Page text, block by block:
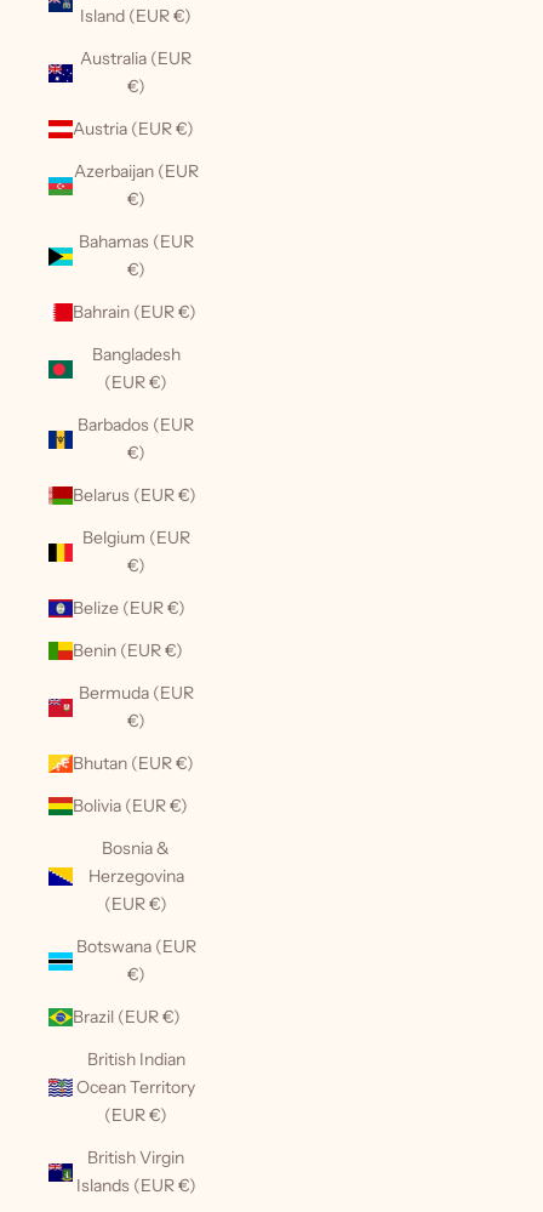
Island (EUR €)
Australia (EUR
€)
Austria (EUR €)
Azerbaijan (EUR
€)
Bahamas (EUR
€)
Bahrain (EUR €)
Bangladesh
(EUR €)
Barbados (EUR
€)
Belarus (EUR €)
Belgium (EUR
€)
Belize (EUR €)
Benin (EUR €)
Bermuda (EUR
€)
Bhutan (EUR €)
Bolivia (EUR €)
Bosnia &
Herzegovina
(EUR €)
Botswana (EUR
€)
Brazil (EUR €)
British Indian
Ocean Territory
(EUR €)
British Virgin
Islands (EUR €)